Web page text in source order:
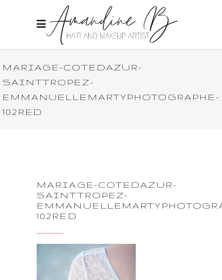
MARIAGE-COTEDAZUR-
SAINTTROPEZ-
EMMANUELLEMARTYPHOTOGRAPHE-
102RED
MARIAGE-COTEDAZUR-
SAINTTROPEZ-
102RED